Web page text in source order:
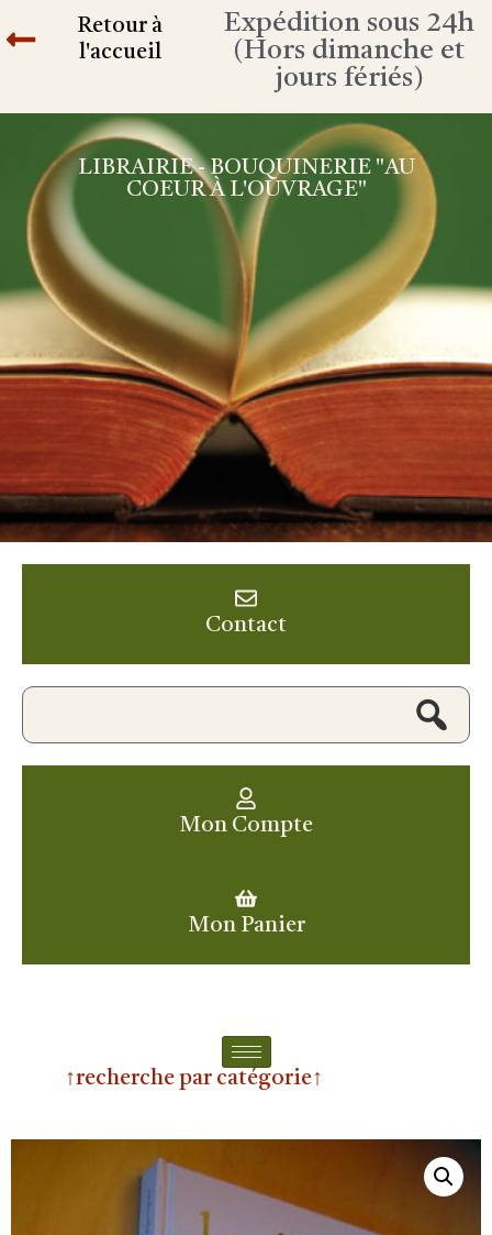
Retour à
l'accueil
Expédition sous 24h
(Hors dimanche et
jours fériés)
LIBRAIRIE - BOUQUINERIE "AU
COEUR À L'OUVRAGE"
Contact
Mon Compte
Mon Panier
↑recherche par catégorie↑